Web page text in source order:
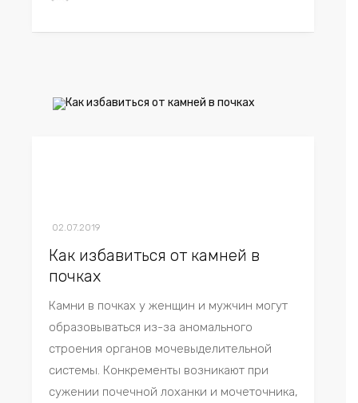
02.07.2019
Как избавиться от камней в
почках
Камни в почках у женщин и мужчин могут
образовываться из-за аномального
строения органов мочевыделительной
системы. Конкременты возникают при
сужении почечной лоханки и мочеточника,